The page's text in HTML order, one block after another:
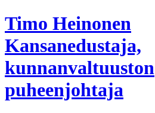
Timo Heinonen
Kansanedustaja,
kunnanvaltuuston
puheenjohtaja